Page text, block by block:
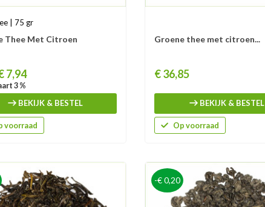
| 75 gr
Thee Met Citroen
7,94
3 %
BEKIJK & BESTEL
voorraad
Groene thee met citroen...
Prijs
€ 36,85
BEKIJK & BESTEL
Op voorraad
-€ 0,20